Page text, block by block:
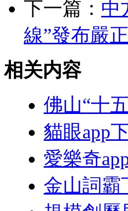
下一篇： 中
線”發布嚴
相关内容
佛山“十
貓眼app
愛樂奇
金山詞霸